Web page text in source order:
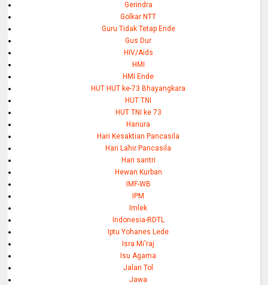
Gerindra
Golkar NTT
Guru Tidak Tetap Ende
Gus Dur
HIV/Aids
HMI
HMI Ende
HUT HUT ke-73 Bhayangkara
HUT TNI
HUT TNI ke 73
Hanura
Hari Kesaktian Pancasila
Hari Lahir Pancasila
Hari santri
Hewan Kurban
IMF-WB
IPM
Imlek
Indonesia-RDTL
Iptu Yohanes Lede
Isra Mi'raj
Isu Agama
Jalan Tol
Jawa